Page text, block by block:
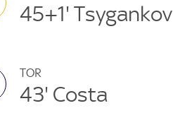
45+1' Tsygankov
TOR
43' Costa